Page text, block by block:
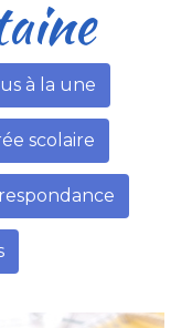
à la une
scolaire